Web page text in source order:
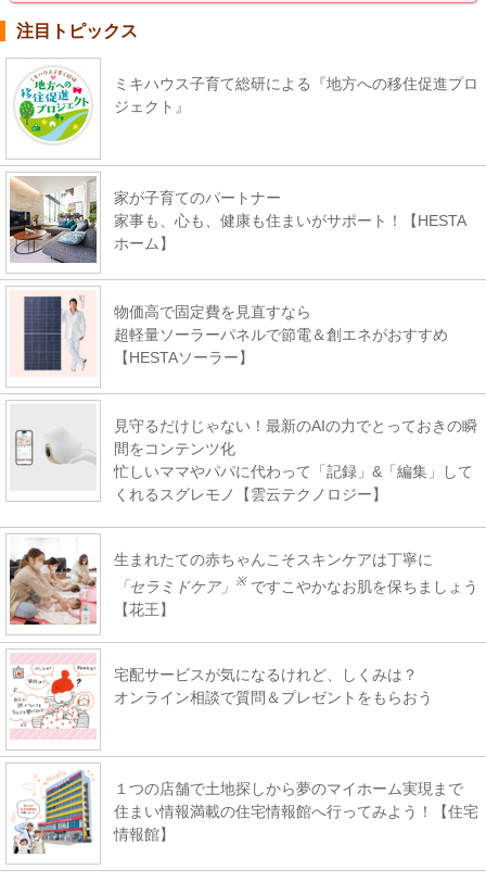
注目トピックス
ミキハウス子育て総研による『地方への移住促進プロ
ジェクト』
家が子育てのパートナー
家事も、心も、健康も住まいがサポート！【HESTA
ホーム】
物価高で固定費を見直すなら
超軽量ソーラーパネルで節電＆創エネがおすすめ
【HESTAソーラー】
見守るだけじゃない！最新のAIの力でとっておきの瞬
間をコンテンツ化
忙しいママやパパに代わって「記録」&「編集」して
くれるスグレモノ【雲云テクノロジー】
生まれたての赤ちゃんこそスキンケアは丁寧に
「セラミドケア」
※ ですこやかなお肌を保ちましょう
【花王】
宅配サービスが気になるけれど、しくみは？
オンライン相談で質問＆プレゼントをもらおう
１つの店舗で土地探しから夢のマイホーム実現まで
住まい情報満載の住宅情報館へ行ってみよう！【住宅
情報館】